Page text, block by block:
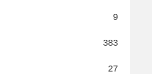
9
383
27